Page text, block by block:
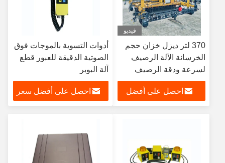
فيديو
370 لتر ديزل خزان حجم
الخرسانة الآلة الرصيف
لسرعة ودقة الرصيف
احصل على أفضل
أدوات التسوية بالموجات فوق
الصوتية الدقيقة للعبور قطع
آلة البوبر
احصل على أفضل سعر